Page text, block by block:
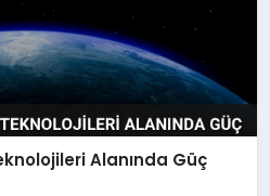
Alanında Güç